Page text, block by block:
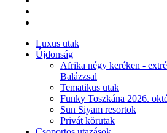
Luxus utak
Újdonság
Afrika négy keréken -
Balázzsal
Tematikus utak
Funky Toszkána 2026.
Sun Siyam resortok
Privát körutak